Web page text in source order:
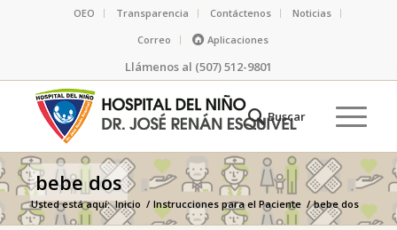
OEO Transparencia Contáctenos
Noticias
Correo
Aplicaciones
Llámenos al (507) 512-9801
bebe dos
Usted está aquí: Inicio / Instrucciones para el Paciente / bebe dos